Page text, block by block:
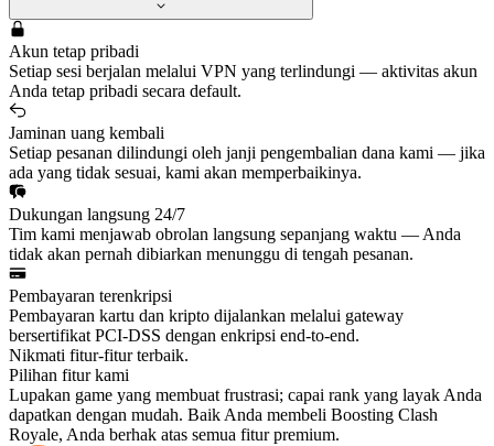
Akun tetap pribadi
Setiap sesi berjalan melalui VPN yang terlindungi — aktivitas akun
Anda tetap pribadi secara default.
Jaminan uang kembali
Setiap pesanan dilindungi oleh janji pengembalian dana kami — jika
ada yang tidak sesuai, kami akan memperbaikinya.
Dukungan langsung 24/7
Tim kami menjawab obrolan langsung sepanjang waktu — Anda
tidak akan pernah dibiarkan menunggu di tengah pesanan.
Pembayaran terenkripsi
Pembayaran kartu dan kripto dijalankan melalui gateway
bersertifikat PCI-DSS dengan enkripsi end-to-end.
Nikmati fitur-fitur terbaik.
Pilihan fitur kami
Lupakan game yang membuat frustrasi; capai rank yang layak Anda
dapatkan dengan mudah. Baik Anda membeli Boosting Clash
Royale, Anda berhak atas semua fitur premium.